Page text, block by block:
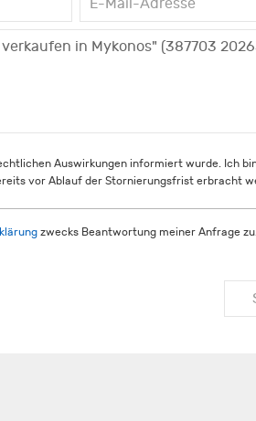
Auswirkungen informiert wurde. Ich
vor Ablauf der Stornierungsfrist erbracht
zwecks Beantwortung meiner Anfrage